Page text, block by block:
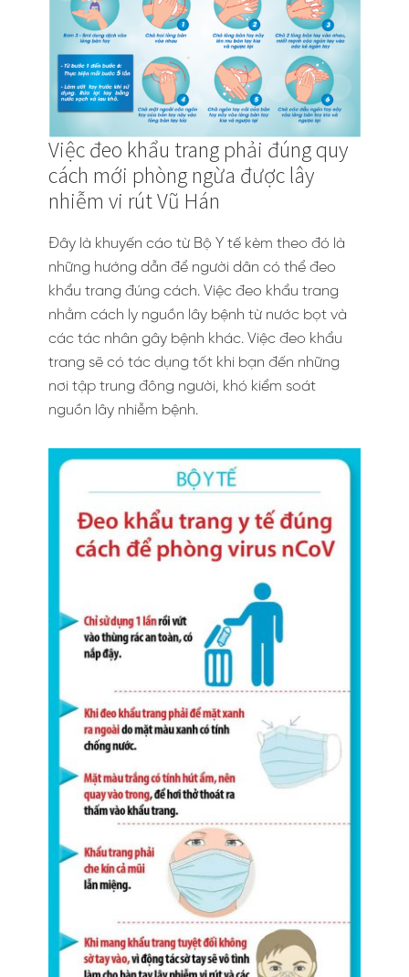
Việc đeo khẩu trang phải đúng quy
cách mới phòng ngừa được lây
nhiễm vi rút Vũ Hán
Đây là khuyến cáo từ Bộ Y tế kèm theo đó là
những hướng dẫn để người dân có thể đeo
khẩu trang đúng cách. Việc đeo khẩu trang
nhằm cách ly nguồn lây bệnh từ nước bọt và
các tác nhân gây bệnh khác. Việc đeo khẩu
trang sẽ có tác dụng tốt khi bạn đến những
nơi tập trung đông người, khó kiểm soát
nguồn lây nhiễm bệnh.